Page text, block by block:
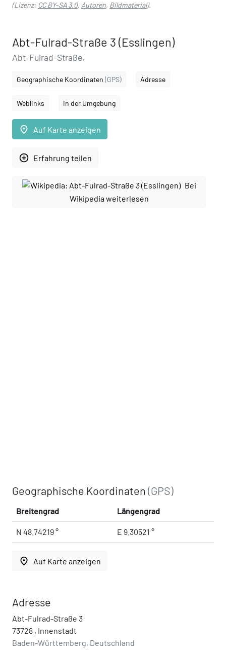
(Lizenz: CC BY-SA 3.0, Autoren, Bildmaterial).
Abt-Fulrad-Straße 3 (Esslingen)
Abt-Fulrad-Straße,
Geographische Koordinaten (GPS) Adresse
Weblinks In der Umgebung
place Auf Karte anzeigen
add_circle_outline Erfahrung teilen
Bei
Wikipedia weiterlesen
Geographische Koordinaten(GPS)
Breitengrad Längengrad
N 48.74219 ° E 9.30521 °
place Auf Karte anzeigen
Adresse
Abt-Fulrad-Straße 3
73728 , Innenstadt
Baden-Württemberg, Deutschland